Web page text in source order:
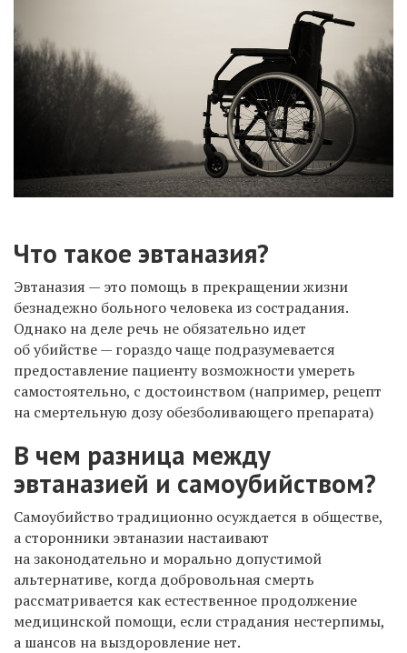
Что такое эвтаназия?
Эвтаназия — это помощь в прекращении жизни
безнадежно больного человека из сострадания.
Однако на деле речь не обязательно идет
об убийстве — гораздо чаще подразумевается
предоставление пациенту возможности умереть
самостоятельно, с достоинством (например, рецепт
на смертельную дозу обезболивающего препарата)
В чем разница между
эвтаназией и самоубийством?
Самоубийство традиционно осуждается в обществе,
а сторонники эвтаназии настаивают
на законодательно и морально допустимой
альтернативе, когда добровольная смерть
рассматривается как естественное продолжение
медицинской помощи, если страдания нестерпимы,
а шансов на выздоровление нет.